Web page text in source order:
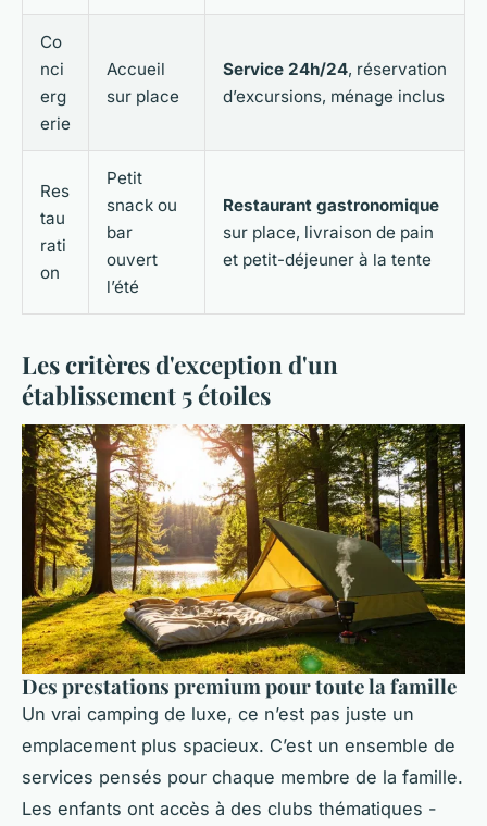
Co
nci
erg
erie
Accueil
sur place
Service 24h/24, réservation
d’excursions, ménage inclus
Res
tau
rati
on
Petit
snack ou
bar
ouvert
l’été
Restaurant gastronomique
sur place, livraison de pain
et petit-déjeuner à la tente
Les critères d'exception d'un
établissement 5 étoiles
Des prestations premium pour toute la famille
Un vrai camping de luxe, ce n’est pas juste un
emplacement plus spacieux. C’est un ensemble de
services pensés pour chaque membre de la famille.
Les enfants ont accès à des clubs thématiques -